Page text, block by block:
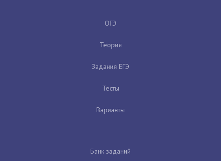
ОГЭ
Теория
Задания ЕГЭ
Тесты
Варианты
Банк заданий